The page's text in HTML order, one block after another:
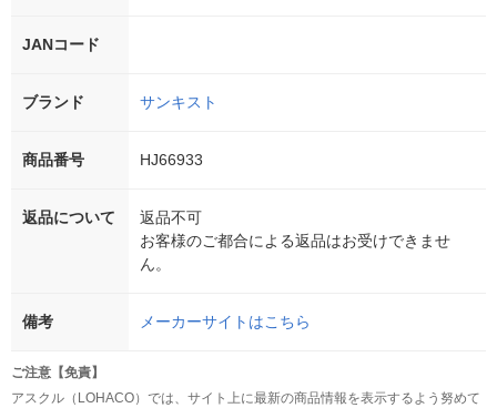
JANコード
ブランド サンキスト
商品番号 HJ66933
返品について
返品不可
お客様のご都合による返品はお受けできませ
ん。
備考 メーカーサイトはこちら
ご注意【免責】
アスクル（LOHACO）では、サイト上に最新の商品情報を表示するよう努めて